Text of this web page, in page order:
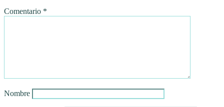
Comentario *
Nombre